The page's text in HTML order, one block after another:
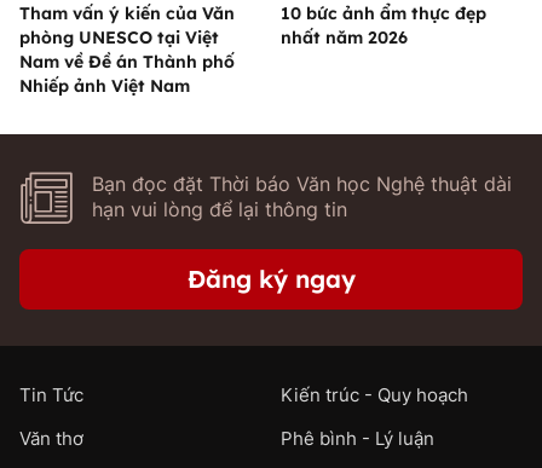
Tham vấn ý kiến của Văn
phòng UNESCO tại Việt
Nam về Đề án Thành phố
Nhiếp ảnh Việt Nam
10 bức ảnh ẩm thực đẹp
nhất năm 2026
Bạn đọc đặt Thời báo Văn học Nghệ thuật dài
hạn vui lòng để lại thông tin
Đăng ký ngay
Tin Tức
Kiến trúc - Quy hoạch
Văn thơ
Phê bình - Lý luận